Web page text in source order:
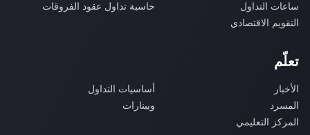
ساعات التداول
حاسبة تداول عقود الفروقات
التقويم الاقتصادي
تعلّم
الأخبار
أساسيات التداول
المسرد
ويبنارات
المركز التعليمي